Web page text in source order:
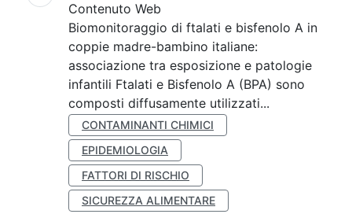
Contenuto Web
Biomonitoraggio di ftalati e bisfenolo A in
coppie madre-bambino italiane:
associazione tra esposizione e patologie
infantili Ftalati e Bisfenolo A (BPA) sono
composti diffusamente utilizzati...
CONTAMINANTI CHIMICI
EPIDEMIOLOGIA
FATTORI DI RISCHIO
SICUREZZA ALIMENTARE